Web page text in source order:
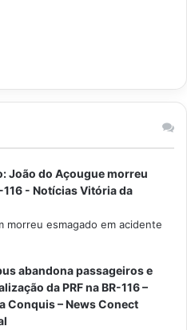
João do Açougue morreu
- Notícias Vitória da
morreu esmagado em acidente
abandona passageiros e
da PRF na BR-116 –
Conquis – News Conect